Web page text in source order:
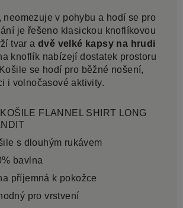
, neomezuje v pohybu a hodí se pro
je řešeno klasickou knoflíkovou
tvar a dvě velké kapsy na hrudi
knoflík nabízejí dostatek prostoru
se hodí pro běžné nošení,
i volnočasové aktivity.
FLANNEL SHIRT LONG
s dlouhým rukávem
bavlna
příjemná k pokožce
pro vrstvení